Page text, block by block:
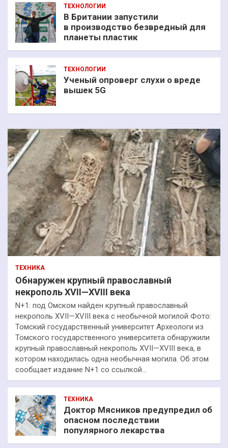
ТЕХНОЛОГИИ
В Британии запустили
в производство безвредный для
планеты пластик
ТЕХНОЛОГИИ
Ученый опроверг слухи о вреде
вышек 5G
ТЕХНИКА
Обнаружен крупный православный
некрополь XVII—XVIII века
N+1: под Омском найден крупный православный
некрополь XVII—XVIII века с необычной могилой Фото:
Томский государственный университет Археологи из
Томского государственного университета обнаружили
крупный православный некрополь XVII—XVIII века, в
котором находилась одна необычная могила. Об этом
сообщает издание N+1 со ссылкой…
ТЕХНИКА
Доктор Мясников предупредил об
опасном последствии
популярного лекарства